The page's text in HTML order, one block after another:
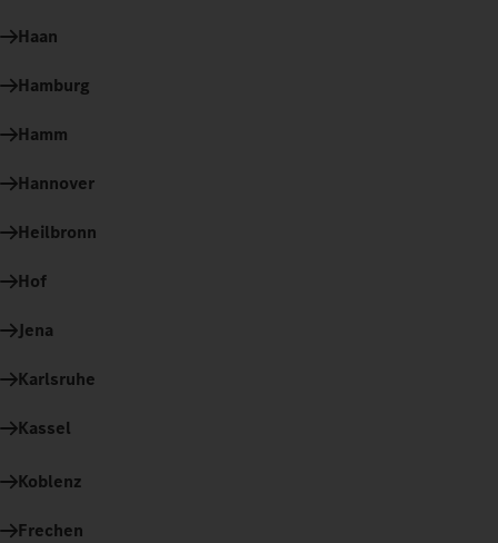
Haan
Hamburg
Hamm
Hannover
Heilbronn
Hof
Jena
Karlsruhe
Kassel
Koblenz
Frechen